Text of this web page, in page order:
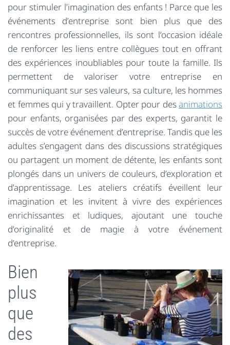
pour stimuler l’imagination des enfants ! Parce que les
événements d’entreprise sont bien plus que des
rencontres professionnelles, ils sont l’occasion idéale
de renforcer les liens entre collègues tout en offrant
des expériences inoubliables pour toute la famille. Ils
permettent de valoriser votre entreprise en
communiquant sur ses valeurs, sa culture, les hommes
et femmes qui y travaillent. Opter pour desanimations
pour enfants, organisées par des experts, garantit le
succès de votre événement d’entreprise. Tandis que les
adultes s’engagent dans des discussions stratégiques
ou partagent un moment de détente, les enfants sont
plongés dans un univers de couleurs, d’exploration et
d’apprentissage. Les ateliers créatifs éveillent leur
imagination et les invitent à vivre des expériences
enrichissantes et ludiques, ajoutant une touche
d’originalité et de magie à votre événement
d’entreprise.
Bien
plus
que
des